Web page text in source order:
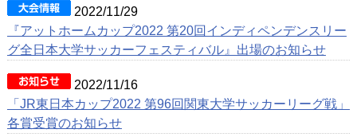
2022/11/29
『アットホームカップ2022 第20回インディペンデンスリー
グ全日本大学サッカーフェスティバル』出場のお知らせ
2022/11/16
「JR東日本カップ2022 第96回関東大学サッカーリーグ戦」
各賞受賞のお知らせ